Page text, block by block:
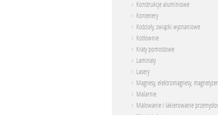
Konstrukcje aluminiowe
Kontenery
Kościoły, związki wyznaniowe
Kotłownie
Kraty pomostowe
Laminaty
Lasery
Magnesy, elektromagnesy,
Malarnie
Malowanie i lakierowanie